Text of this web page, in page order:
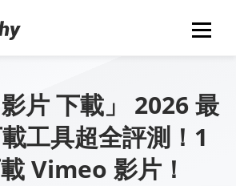
片 下載」 2026 最
工具超全評測！1
Vimeo 影片！